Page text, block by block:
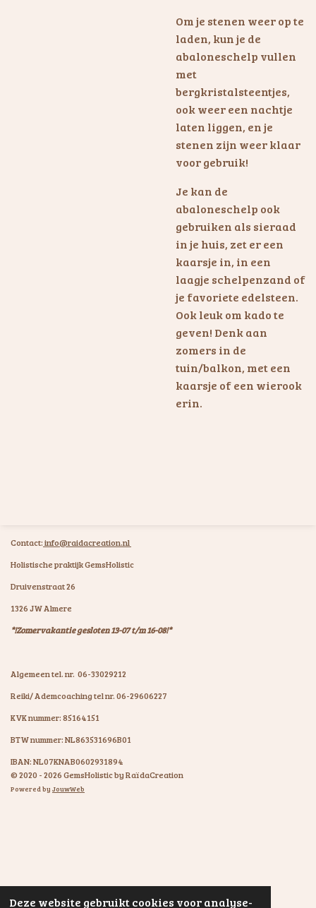
Deze website gebruikt cookies voor analyse-
Om je stenen weer op te
laden, kun je de
abaloneschelp vullen
met
bergkristalsteentjes,
ook weer een nachtje
laten liggen, en je
stenen zijn weer klaar
voor gebruik!
Je kan de
abaloneschelp ook
gebruiken als sieraad
in je huis, zet er een
kaarsje in, in een
laagje schelpenzand of
je favoriete edelsteen.
Ook leuk om kado te
geven! Denk aan
zomers in de
tuin/balkon, met een
kaarsje of een wierook
erin.
Contact:info@raidacreation.nl
Holistische praktijk GemsHolistic
Druivenstraat 26
1326 JW Almere
*!Zomervakantie gesloten 13-07 t/m 16-08!*
Algemeen tel. nr. 06-33029212
Reiki/ Ademcoaching tel nr. 06-29606227
KVK nummer: 85164151
BTW nummer: NL863531696B01
IBAN: NL07KNAB0602931894
© 2020 - 2026 GemsHolistic by RaïdaCreation
Powered by JouwWeb